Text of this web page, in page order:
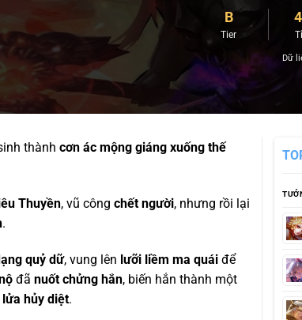
B
Tier
Dữ
thành cơn ác mộng giáng xuống thế
Thuyền, vũ công chết người, nhưng rồi lại
.
quỷ dữ, vung lên lưỡi liềm ma quái để
đã nuốt chửng hắn, biến hắn thành một
hủy diệt.